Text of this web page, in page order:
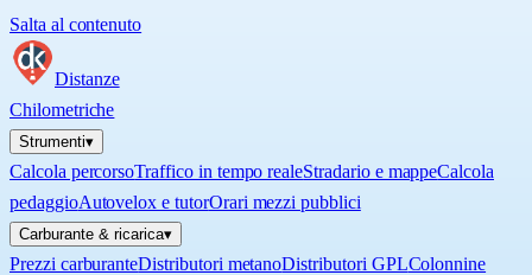
Salta al contenuto
Distanze
Chilometriche
Strumenti▾
Calcola percorsoTraffico in tempo realeStradario e mappeCalcola
pedaggioAutovelox e tutorOrari mezzi pubblici
Carburante & ricarica▾
Prezzi carburanteDistributori metanoDistributori GPLColonnine